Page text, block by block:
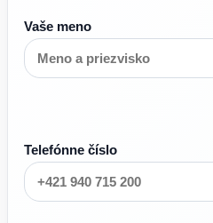
Vaše meno
Telefónne číslo